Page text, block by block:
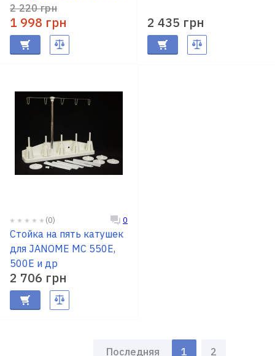
2 220 грн
1 998 грн 2 435 грн
(0) 0
Стойка на пять катушек
для JANOME MC 550Е,
500Е и др
2 706 грн
1 2
Последняя